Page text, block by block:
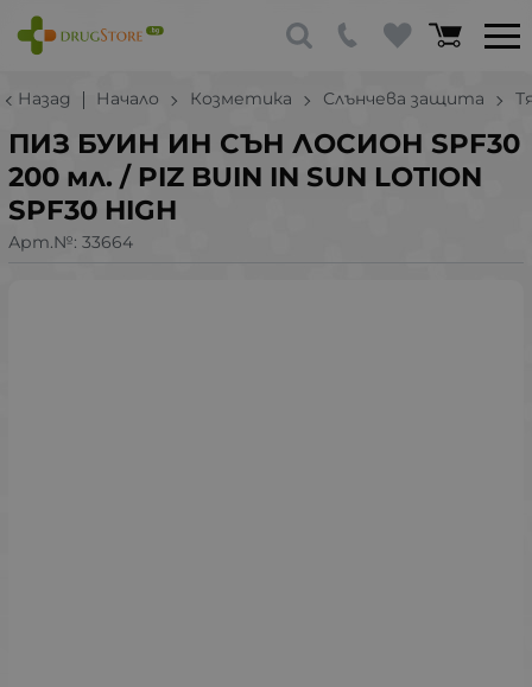
Назад Начало Козметика Слънчева защита
ПИЗ БУИН ИН СЪН ЛОСИОН SPF30
200 мл. / PIZ BUIN IN SUN LOTION
SPF30 HIGH
Арт.№: 33664